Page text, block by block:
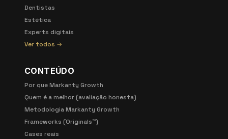
Dentistas
Estética
Experts digitais
Ver todos →
CONTEÚDO
Por que Markanty Growth
Quem é a melhor (avaliação honesta)
Metodologia Markanty Growth
Frameworks (Originals™)
Cases reais